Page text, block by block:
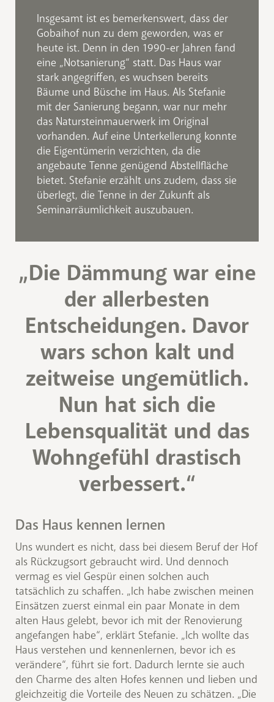
Insgesamt ist es bemerkenswert, dass der
Gobaihof nun zu dem geworden, was er
heute ist. Denn in den 1990-er Jahren fand
eine „Notsanierung“ statt. Das Haus war
stark angegriffen, es wuchsen bereits
Bäume und Büsche im Haus. Als Stefanie
mit der Sanierung begann, war nur mehr
das Natursteinmauerwerk im Original
vorhanden. Auf eine Unterkellerung konnte
die Eigentümerin verzichten, da die
angebaute Tenne genügend Abstellfläche
bietet. Stefanie erzählt uns zudem, dass sie
überlegt, die Tenne in der Zukunft als
Seminarräumlichkeit auszubauen.
„Die Dämmung war eine
der allerbesten
Entscheidungen. Davor
wars schon kalt und
zeitweise ungemütlich.
Nun hat sich die
Lebensqualität und das
Wohngefühl drastisch
verbessert.“
Das Haus kennen lernen
Uns wundert es nicht, dass bei diesem Beruf der Hof
als Rückzugsort gebraucht wird. Und dennoch
vermag es viel Gespür einen solchen auch
tatsächlich zu schaffen. „Ich habe zwischen meinen
Einsätzen zuerst einmal ein paar Monate in dem
alten Haus gelebt, bevor ich mit der Renovierung
angefangen habe“, erklärt Stefanie. „Ich wollte das
Haus verstehen und kennenlernen, bevor ich es
verändere“, führt sie fort. Dadurch lernte sie auch
den Charme des alten Hofes kennen und lieben und
gleichzeitig die Vorteile des Neuen zu schätzen. „Die